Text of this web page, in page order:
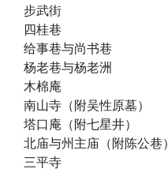
步武街
四桂巷
给事巷与尚书巷
杨老巷与杨老洲
木棉庵
南山寺（附吴性原墓）
塔口庵（附七星井）
北庙与州主庙（附陈公巷）
三平寺